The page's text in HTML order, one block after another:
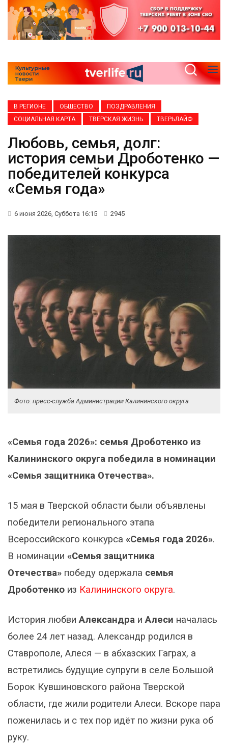
В РЕГИОНЕ ОБЩЕСТВО
ПОЗДРАВЛЕНИЯ
СОЦИАЛЬНАЯ КАРТА
ТВЕРСКАЯ ЖИЗНЬ ТВЕРЬЛАЙФ
Любовь, семья, долг:
история семьи Дроботенко —
победителей конкурса
«Семья года»
6 июня 2026, Суббота 16:15 2945
Фото: пресс-служба Администрации Калининского округа
«Семья года 2026»: семья Дроботенко из
Калининского округа победила в номинации
«Семья защитника Отечества».
15 мая в Тверской области были объявлены
победители регионального этапа
Всероссийского конкурса «Семья года 2026».
В номинации «Семья защитника
Отечества» победу одержала семья
Дроботенко из Калининского округа.
История любвиАлександра иАлеси началась
более 24 лет назад. Александр родился в
Ставрополе, Алеся — в абхазских Гаграх, а
встретились будущие супруги в селе Большой
Борок Кувшиновского района Тверской
области, где жили родители Алеси. Вскоре пара
поженилась и с тех пор идёт по жизни рука об
руку.